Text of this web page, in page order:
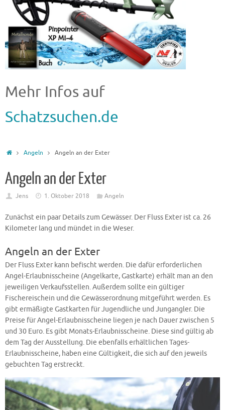
Mehr Infos auf
Schatzsuchen.de
Angeln Angeln an der Exter
Angeln an der Exter
Jens 1. Oktober 2018 Angeln
Zunächst ein paar Details zum Gewässer. Der Fluss Exter ist ca. 26
Kilometer lang und mündet in die Weser.
Angeln an der Exter
Der Fluss Exter kann befischt werden. Die dafür erforderlichen
Angel-Erlaubnisscheine (Angelkarte, Gastkarte) erhält man an den
jeweiligen Verkaufsstellen. Außerdem sollte ein gültiger
Fischereischein und die Gewässerordnung mitgeführt werden. Es
gibt ermäßigte Gastkarten für Jugendliche und Jungangler. Die
Preise für Angel-Erlaubnisscheine liegen je nach Dauer zwischen 5
und 30 Euro. Es gibt Monats-Erlaubnisscheine. Diese sind gültig ab
dem Tag der Ausstellung. Die ebenfalls erhältlichen Tages-
Erlaubnisscheine, haben eine Gültigkeit, die sich auf den jeweils
gebuchten Tag erstreckt.